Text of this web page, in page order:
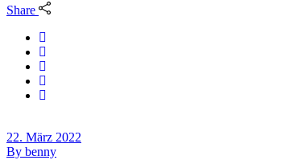
Share
22. März 2022
By benny